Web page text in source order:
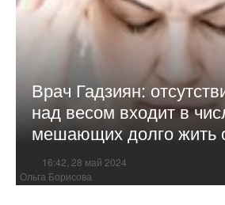
Врач Гадзиян:
над весом входит в
мешающих долго жить
16:42, 28 май 2024
Ольга Борисова